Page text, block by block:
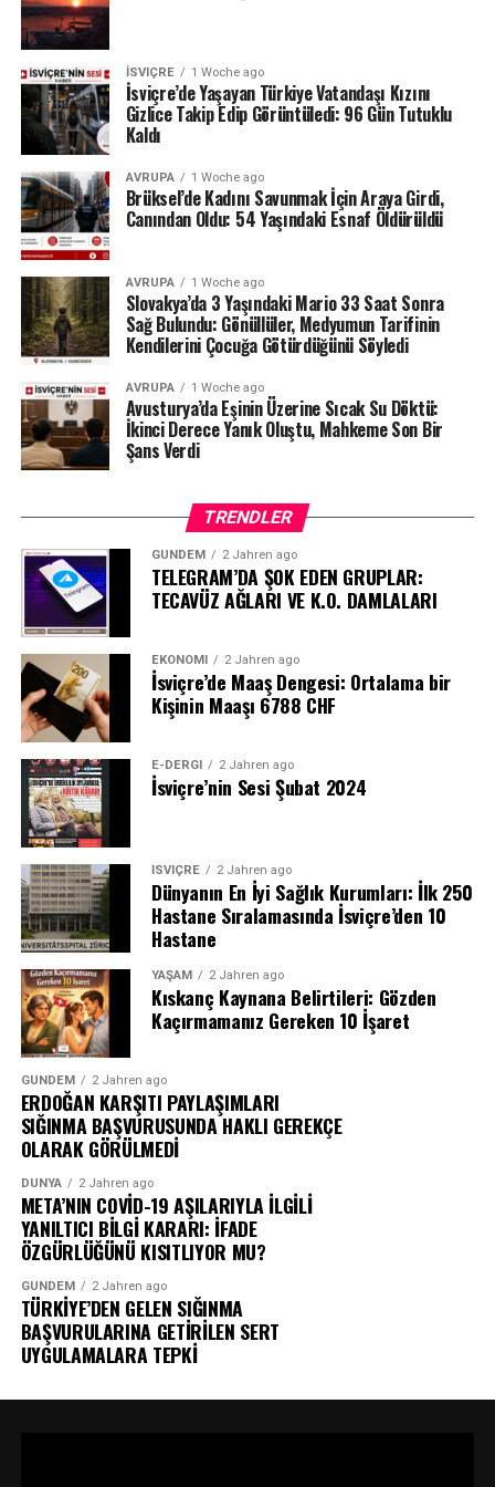
24 Temmuz ölçümlerinde göl seviyesi denizden 742,13
metre, çıkıştaki su debisi ise yalnızca saniyede 1,2
metreküp olarak kaydedildi. Su seviyesinin düşmesi
nedeniyle göldeki tekne seferleri de durduruldu.
Lac des Brenets daha önce de uzun kuraklık
yazında su seviyesi ciddi şekilde gerilemişti.
Ren Şelalesi’ndeki son durum ise İsviçre’de devam eden
yağış eksikliğinin nehir ve göller üzerindeki etkisini
gözler önüne seriyor.
Kaynak: BAFU / BRK News
İSVIÇRE 1 Woche ago
İsviçre’de Yaşayan Türkiye Vatandaşı Kızını
Gizlice Takip Edip Görüntüledi: 96 Gün Tutuklu
Kaldı
AVRUPA 1 Woche ago
Brüksel’de Kadını Savunmak İçin Araya Girdi,
Canından Oldu: 54 Yaşındaki Esnaf Öldürüldü
AVRUPA 1 Woche ago
Slovakya’da 3 Yaşındaki Mario 33 Saat Sonra
Sağ Bulundu: Gönüllüler, Medyumun Tarifinin
Kendilerini Çocuğa Götürdüğünü Söyledi
AVRUPA 1 Woche ago
Avusturya’da Eşinin Üzerine Sıcak Su Döktü:
İkinci Derece Yanık Oluştu, Mahkeme Son Bir
Şans Verdi
TRENDLER
GÜNDEM 2 Jahren ago
TELEGRAM’DA ŞOK EDEN GRUPLAR:
TECAVÜZ AĞLARI VE K.O. DAMLALARI
EKONOMI 2 Jahren ago
İsviçre’de Maaş Dengesi: Ortalama bir
Kişinin Maaşı 6788 CHF
E-DERGI 2 Jahren ago
İsviçre’nin Sesi Şubat 2024
İSVIÇRE 2 Jahren ago
Dünyanın En İyi Sağlık Kurumları: İlk 250
Hastane Sıralamasında İsviçre’den 10
Hastane
YAŞAM 2 Jahren ago
Kıskanç Kaynana Belirtileri: Gözden
Kaçırmamanız Gereken 10 İşaret
GÜNDEM 2 Jahren ago
ERDOĞAN KARŞITI PAYLAŞIMLARI
SIĞINMA BAŞVURUSUNDA HAKLI GEREKÇE
OLARAK GÖRÜLMEDİ
DÜNYA 2 Jahren ago
META’NIN COVİD-19 AŞILARIYLA İLGİLİ
YANILTICI BİLGİ KARARI: İFADE
ÖZGÜRLÜĞÜNÜ KISITLIYOR MU?
GÜNDEM 2 Jahren ago
TÜRKİYE’DEN GELEN SIĞINMA
BAŞVURULARINA GETİRİLEN SERT
UYGULAMALARA TEPKİ